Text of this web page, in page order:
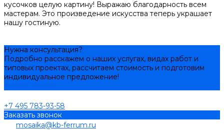
кусочков целую картину! Выражаю благодарность всем
мастерам. Это произведение искусства теперь украшает
нашу гостиную.
Нужна консультация?
Подробно расскажем о наших услугах, видах работ и
типовых проектах, рассчитаем стоимость и подготовим
индивидуальное предложение!
+7 495 783-93-58
Заказать звонок
mosaika@kb-ferrum.ru